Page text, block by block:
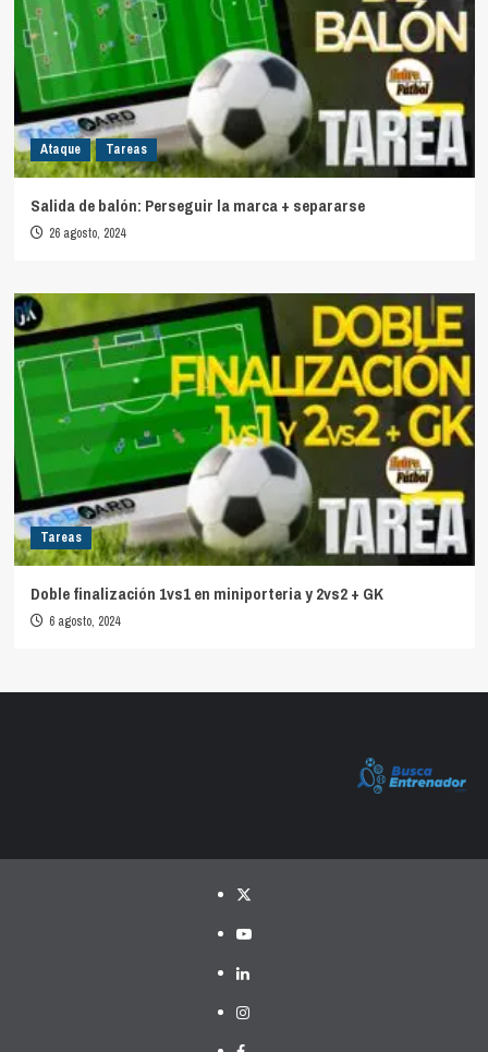
Ataque Tareas
Salida de balón: Perseguir la marca + separarse
26 agosto, 2024
Tareas
Doble finalización 1vs1 en miniporteria y 2vs2 + GK
6 agosto, 2024
Twitter
YouTube
LinkedIn
Instagram